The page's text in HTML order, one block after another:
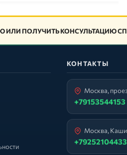
ПОЛУЧИТЬ КОНСУЛЬТАЦИЮ
КОНТАКТЫ
Москва,
+79153544153
Москва,
+79252104433